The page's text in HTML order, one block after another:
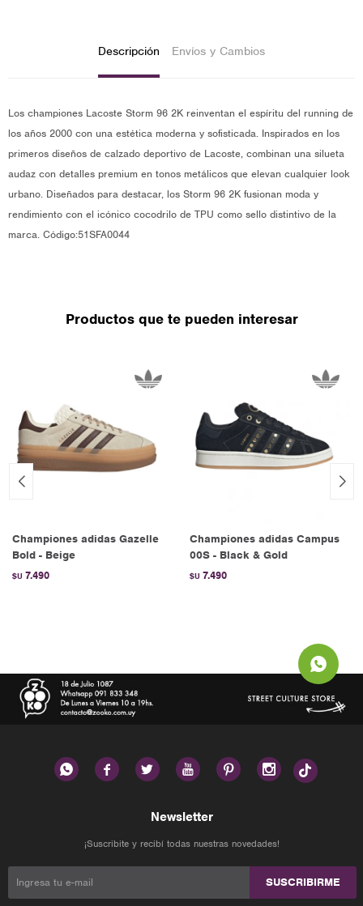
Descripción Envíos y Cambios
Los championes Lacoste Storm 96 2K reinventan el espíritu del running de
los años 2000 con una estética moderna y sofisticada. Inspirados en los
primeros diseños de calzado deportivo de Lacoste, combinan una silueta
audaz con detalles premium en tonos metálicos que elevan cualquier look
urbano. Diseñados para destacar, los Storm 96 2K fusionan moda y
rendimiento con el icónico cocodrilo de TPU como sello distintivo de la
marca. Código:51SFA0044
Productos que te pueden interesar
Championes adidas Gazelle
Bold - Beige
$U 7.490
Championes adidas Campus
00S - Black & Gold
$U 7.490
     
Newsletter
¡Suscribite y recibí todas nuestras novedades!
SUSCRIBIRME